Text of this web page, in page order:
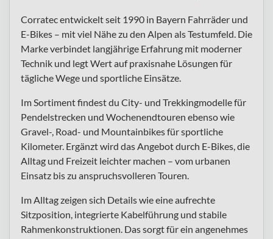
Corratec entwickelt seit 1990 in Bayern Fahrräder und
E-Bikes – mit viel Nähe zu den Alpen als Testumfeld. Die
Marke verbindet langjährige Erfahrung mit moderner
Technik und legt Wert auf praxisnahe Lösungen für
tägliche Wege und sportliche Einsätze.
Im Sortiment findest du City- und Trekkingmodelle für
Pendelstrecken und Wochenendtouren ebenso wie
Gravel-, Road- und Mountainbikes für sportliche
Kilometer. Ergänzt wird das Angebot durch E-Bikes, die
Alltag und Freizeit leichter machen – vom urbanen
Einsatz bis zu anspruchsvolleren Touren.
Im Alltag zeigen sich Details wie eine aufrechte
Sitzposition, integrierte Kabelführung und stabile
Rahmenkonstruktionen. Das sorgt für ein angenehmes